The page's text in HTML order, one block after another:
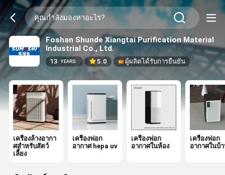
Foshan Shunde Xiangtai Purification Material
Industrial Co., Ltd.
13 YEARS 5.0 ผู้ผลิตได้รับการยืนยัน
เครื่องล้างอากา
ศสําหรับสัตว์
เลี้ยง
เครื่องฟอก
อากาศ hepa uv
เครื่องฟอก
อากาศในห้อง
เครื่องฟอก
อากาศในบ้